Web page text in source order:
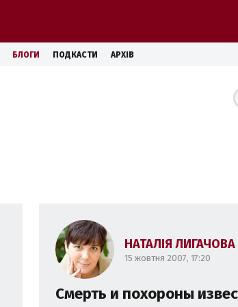
БЛОГИ ПОДКАСТИ АРХІВ
НАТАЛІЯ ЛИГАЧОВА
15 жовтня 2007, 17:20
Смерть и похороны